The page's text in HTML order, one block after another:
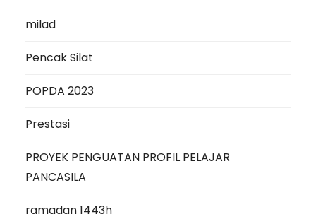
milad
Pencak Silat
POPDA 2023
Prestasi
PROYEK PENGUATAN PROFIL PELAJAR
PANCASILA
ramadan 1443h